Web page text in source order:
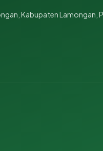
Kabupaten Lamongan,